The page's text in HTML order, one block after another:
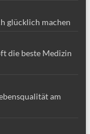
glücklich machen
die beste Medizin
am